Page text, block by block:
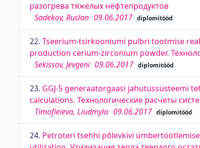
разогрева тяжёлых нефтепродуктов
Sadekov, Ruslan 09.06.2017 diplomitööd
22. Tseerium-tsirkooniumi pulbri tootmise
production cerium-zirconium powder.
Sekissov, Jevgeni 09.06.2017 diplomitööd
23. GGJ-5 generaatorgaasi jahutussüsteemi
calculations. Технологические расчеты
Timofieieva, Liudmyla 09.06.2017 diplomitööd
24. Petroteri tsehhi põlevkivi